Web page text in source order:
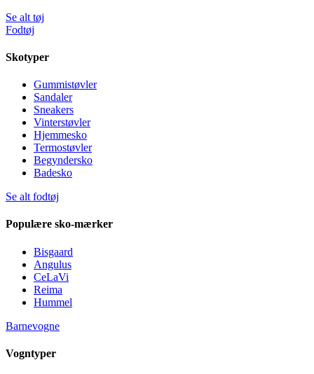
Se alt tøj
Fodtøj
Skotyper
Gummistøvler
Sandaler
Sneakers
Vinterstøvler
Hjemmesko
Termostøvler
Begyndersko
Badesko
Se alt fodtøj
Populære sko-mærker
Bisgaard
Angulus
CeLaVi
Reima
Hummel
Barnevogne
Vogntyper